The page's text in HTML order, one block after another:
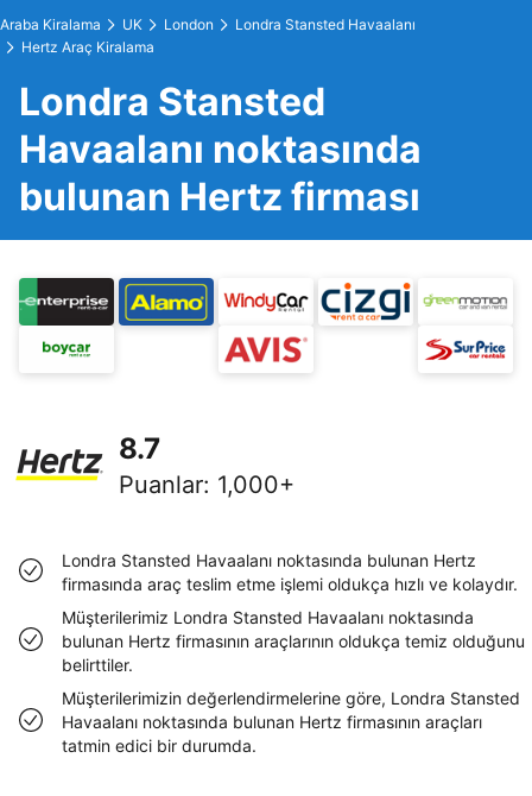
Araba Kiralama UK London
Londra Stansted Havaalanı
Hertz Araç Kiralama
Londra Stansted
Havaalanı noktasında
bulunan Hertz firması
8.7
Puanlar: 1,000+
Londra Stansted Havaalanı noktasında bulunan Hertz
firmasında araç teslim etme işlemi oldukça hızlı ve kolaydır.
Müşterilerimiz Londra Stansted Havaalanı noktasında
bulunan Hertz firmasının araçlarının oldukça temiz olduğunu
belirttiler.
Müşterilerimizin değerlendirmelerine göre, Londra Stansted
Havaalanı noktasında bulunan Hertz firmasının araçları
tatmin edici bir durumda.